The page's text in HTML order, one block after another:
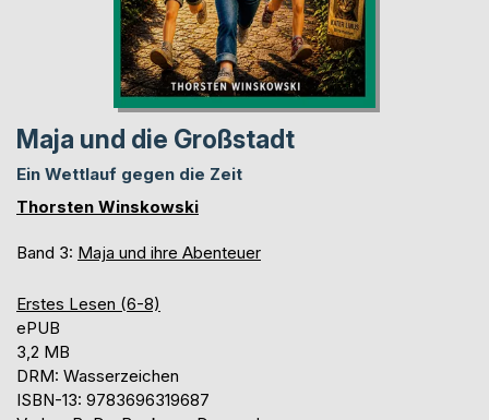
Maja und die Großstadt
Ein Wettlauf gegen die Zeit
Thorsten Winskowski
Band 3: Maja und ihre Abenteuer
Erstes Lesen (6-8)
ePUB
3,2 MB
DRM: Wasserzeichen
ISBN-13: 9783696319687